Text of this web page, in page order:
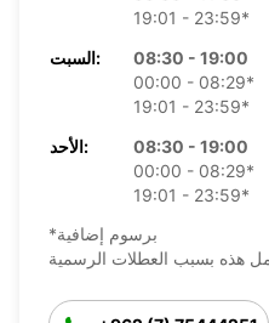
19:01 - 23:59*
السبت:
08:30 - 19:00
00:00 - 08:29*
19:01 - 23:59*
الأحد:
08:30 - 19:00
00:00 - 08:29*
19:01 - 23:59*
*برسوم إضافية